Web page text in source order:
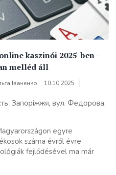
kaszinói 2025-ben –
melléd áll
Іваненко
10.10.2025
Запоріжжя, вул. Федорова,
egyre
száma évről évre
fejlődésével ma már